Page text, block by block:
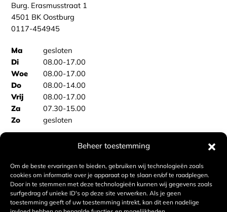
Beheer toestemming
Om de beste ervaringen te bieden, gebruiken wij technologieën zoals
cookies om informatie over je apparaat op te slaan en/of te raadplegen.
Door in te stemmen met deze technologieën kunnen wij gegevens zoals
surfgedrag of unieke ID's op deze site verwerken. Als je geen
toestemming geeft of uw toestemming intrekt, kan dit een nadelige
Burg. Erasmusstraat 1
4501 BK Oostburg
0117-454945
Ma
Di
Woe
Do
Vrij
Za
Zo
gesloten
08.00-17.00
08.00-17.00
08.00-14.00
08.00-17.00
07.30-15.00
gesloten
Vooraf bestellen Sas van Gent
Vooraf bestellen Philippine
BAKKERIJ VAN DE VELDE